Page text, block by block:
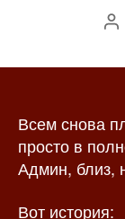
А
з
а
и
Всем снова
просто в
Админ, близ,
Вот история: